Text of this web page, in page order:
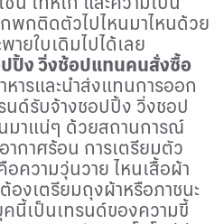
พกติดตัวไปไหนมาไหนด้วย
ายใบเดิมไปได้เลย
ปปิ้ง วิ่งช้อปแทนคนสั่งซื้อ
ารและนำส่งแทนการออก
นด์รับจ้างชอปปิ้ง วิ่งชอป
าแน่ๆ ด้วยสถานการณ์
ากาศร้อน การเตรียมตัว
ความวุ่นวาย ไหนเสื้อผ้า
องเตรียมถุงผ้าหรือภาชนะ
คนี้เป็นเทรนด์ของความขี้